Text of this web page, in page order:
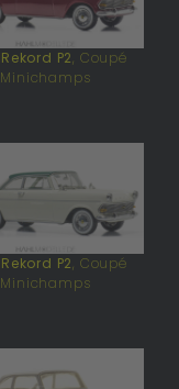
Rekord P2, Coupé
Minichamps
Rekord P2, Coupé
Minichamps